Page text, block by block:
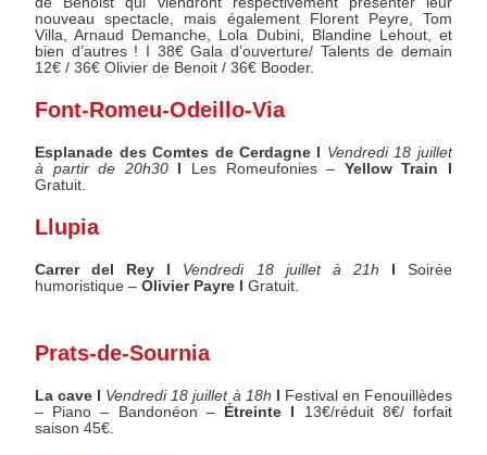
nouveau spectacle, mais également Florent Peyre, Tom
Villa, Arnaud Demanche, Lola Dubini, Blandine Lehout, et
bien d’autres ! I 38€ Gala d’ouverture/ Talents de demain
12€ / 36€ Olivier de Benoit / 36€ Booder.
Font-Romeu-Odeillo-Via
Esplanade des Comtes de Cerdagne I Vendredi 18 juillet
à partir de 20h30
Les Romeufonies – Yellow Train I
Gratuit.
Llupia
Carrer del Rey I Vendredi 18 juillet à 21h
Soirée
humoristique –Olivier Payre IGratuit.
Prats-de-Sournia
La cave I Vendredi 18 juillet à 18h
Festival en Fenouillèdes
– Piano – Bandonéon –
Étreinte I 13€/réduit 8€/ forfait
saison 45€.